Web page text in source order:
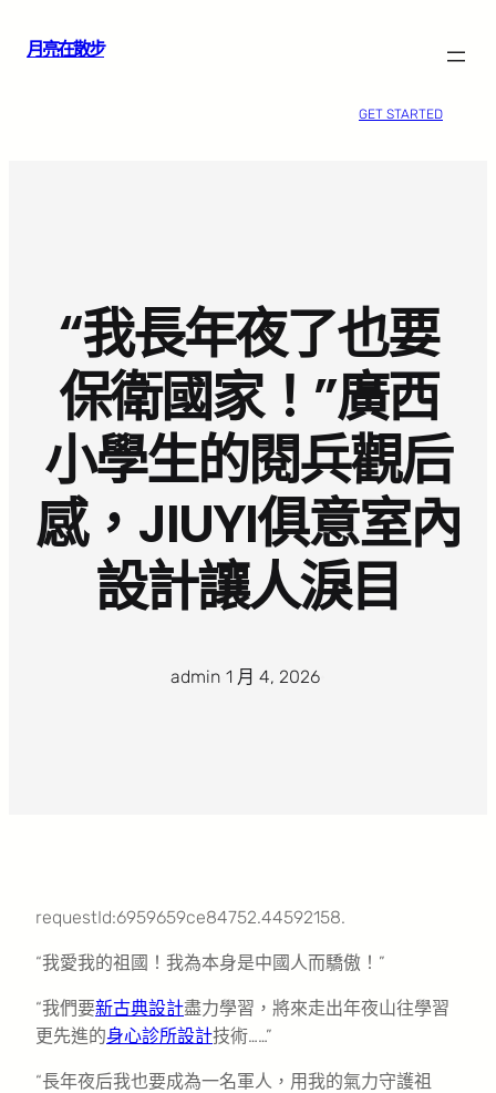
月亮在散步
GET STARTED
“我長年夜了也要
保衛國家！”廣西
小學生的閱兵觀后
感，JIUYI俱意室內
設計讓人淚目
admin 1 月 4, 2026
requestId:6959659ce84752.44592158.
“我愛我的祖國！我為本身是中國人而驕傲！”
“我們要新古典設計盡力學習，將來走出年夜山往學習
更先進的身心診所設計技術……”
“長年夜后我也要成為一名軍人，用我的氣力守護祖